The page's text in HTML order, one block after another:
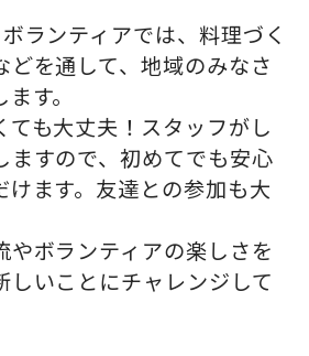
ランティアでは、料理づく
どを通して、地域のみなさ
す。
ても大丈夫！スタッフがし
ますので、初めてでも安心
けます。友達との参加も大
やボランティアの楽しさを
しいことにチャレンジして